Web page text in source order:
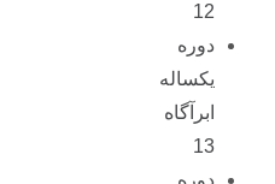
12
دوره
یکساله
ابرآگاه
13
دوره